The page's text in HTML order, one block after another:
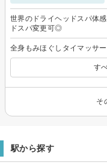
世界のドライヘッドスパ体
ドスパ変更可◎
全身もみほぐしタイマッサ
す
そ
駅から探す